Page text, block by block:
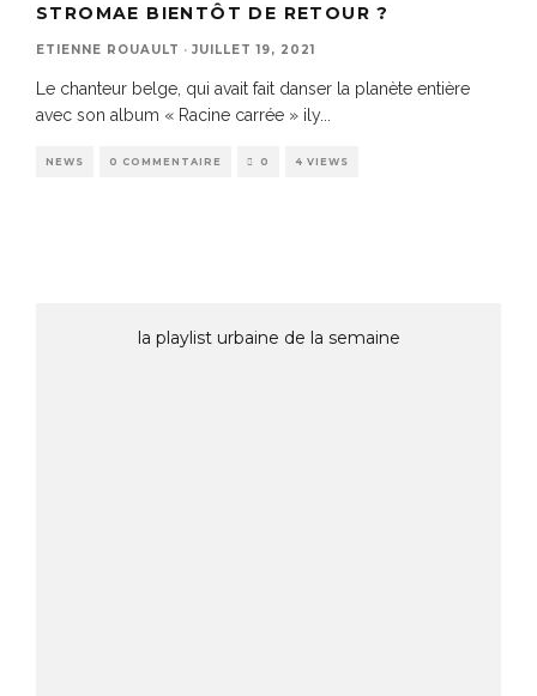
STROMAE BIENTÔT DE RETOUR ?
ETIENNE ROUAULT · JUILLET 19, 2021
Le chanteur belge, qui avait fait danser la planète entière
avec son album « Racine carrée » ily...
NEWS 0 COMMENTAIRE 0 4 VIEWS
la playlist urbaine de la semaine